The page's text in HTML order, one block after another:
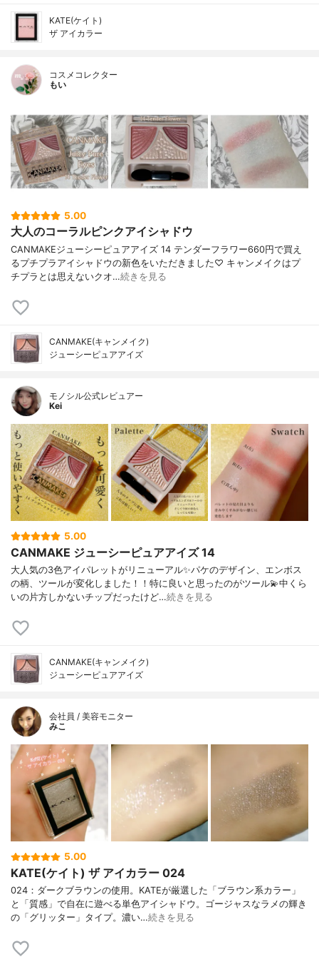
KATE(ケイト)
ザ アイカラー
コスメコレクター
もい
5.00
大人のコーラルピンクアイシャドウ
CANMAKEジューシーピュアアイズ 14 テンダーフラワー660円で買え
るプチプラアイシャドウの新色をいただきました♡ キャンメイクはプ
チプラとは思えないクオ…続きを見る
CANMAKE(キャンメイク)
ジューシーピュアアイズ
モノシル公式レビュアー
Kei
5.00
CANMAKE ジューシーピュアアイズ 14
大人気の3色アイパレットがリニューアル✨パケのデザイン、エンボス
の柄、ツールが変化しました！！特に良いと思ったのがツール💫中くら
いの片方しかないチップだったけど…続きを見る
CANMAKE(キャンメイク)
ジューシーピュアアイズ
会社員 / 美容モニター
みこ
5.00
KATE(ケイト) ザ アイカラー 024
024：ダークブラウンの使用。KATEが厳選した「ブラウン系カラー」
と「質感」で自在に遊べる単色アイシャドウ。ゴージャスなラメの輝き
の「グリッター」タイプ。濃い…続きを見る